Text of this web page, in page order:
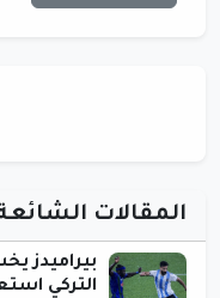
المقالات
بيراميدز
التركي